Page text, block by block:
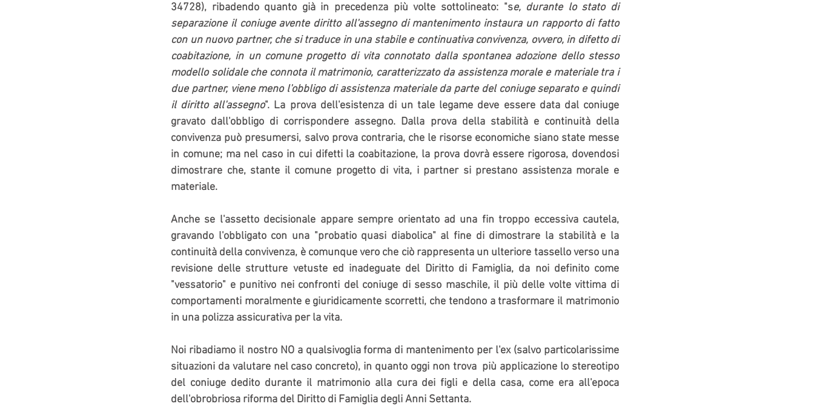
34728), ribadendo quanto già in precedenza più volte sottolineato: "se, durante lo stato di
separazione il coniuge avente diritto all'assegno di mantenimento instaura un rapporto di fatto
con un nuovo partner, che si traduce in una stabile e continuativa convivenza, ovvero, in difetto di
coabitazione, in un comune progetto di vita connotato dalla spontanea adozione dello stesso
modello solidale che connota il matrimonio, caratterizzato da assistenza morale e materiale tra i
due partner, viene meno l'obbligo di assistenza materiale da parte del coniuge separato e quindi
il diritto all'assegno". La prova dell'esistenza di un tale legame deve essere data dal coniuge
gravato dall'obbligo di corrispondere assegno. Dalla prova della stabilità e continuità della
convivenza può presumersi, salvo prova contraria, che le risorse economiche siano state messe
in comune; ma nel caso in cui difetti la coabitazione, la prova dovrà essere rigorosa, dovendosi
dimostrare che, stante il comune progetto di vita, i partner si prestano assistenza morale e
materiale.
Anche se l'assetto decisionale appare sempre orientato ad una fin troppo eccessiva cautela,
gravando l'obbligato con una "probatio quasi diabolica" al fine di dimostrare la stabilità e la
continuità della convivenza, è comunque vero che ciò rappresenta un ulteriore tassello verso una
revisione delle strutture vetuste ed inadeguate del Diritto di Famiglia, da noi definito come
"vessatorio" e punitivo nei confronti del coniuge di sesso maschile, il più delle volte vittima di
comportamenti moralmente e giuridicamente scorretti, che tendono a trasformare il matrimonio
in una polizza assicurativa per la vita.
Noi ribadiamo il nostro NO a qualsivoglia forma di mantenimento per l'ex (salvo particolarissime
situazioni da valutare nel caso concreto), in quanto oggi non trova  più applicazione lo stereotipo
del coniuge dedito durante il matrimonio alla cura dei figli e della casa, come era all'epoca
dell'obrobriosa riforma del Diritto di Famiglia degli Anni Settanta.